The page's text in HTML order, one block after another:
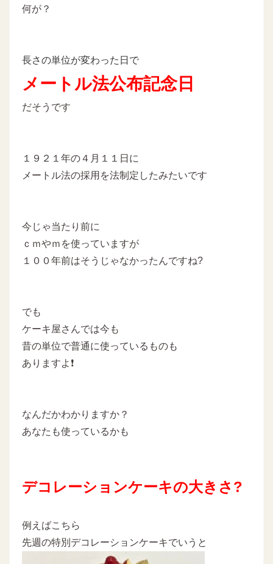
何が？
長さの単位が変わった日で
メートル法公布記念日
だそうです
１９２１年の４月１１日に
メートル法の採用を法制定したみたいです
今じゃ当たり前に
ｃｍやｍを使っていますが
１００年前はそうじゃなかったんですね?
でも
ケーキ屋さんでは今も
昔の単位で普通に使っているものも
ありますよ❗
なんだかわかりますか？
あなたも使っているかも
デコレーションケーキの大きさ?
例えばこちら
先週の特別デコレーションケーキでいうと